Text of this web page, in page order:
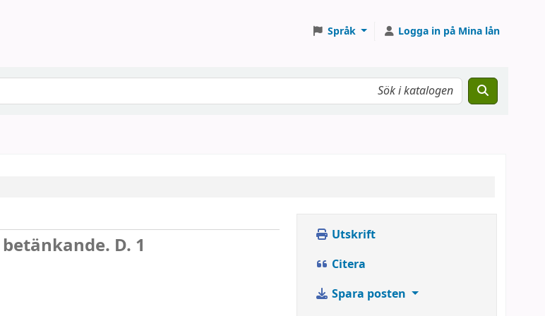
Språk Logga in på Mina lån
betänkande. D. 1
Utskrift
Citera
Spara posten